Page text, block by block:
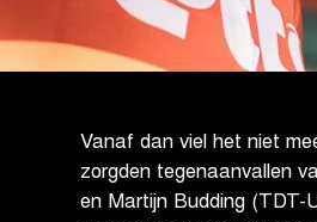
Vanaf dan viel het niet
zorgden tegenaanvallen
en Martijn Budding (TDT-